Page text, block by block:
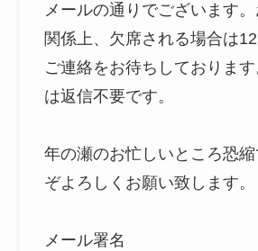
メールの通りでございます
関係上、欠席される場合は
ご連絡をお待ちしておりま
は返信不要です。
年の瀬のお忙しいところ恐縮
ぞよろしくお願い致します。
メール署名